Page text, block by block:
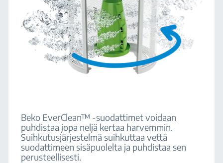
Beko EverClean™ -suodattimet voidaan
puhdistaa jopa neljä kertaa harvemmin.
Suihkutusjärjestelmä suihkuttaa vettä
suodattimeen sisäpuolelta ja puhdistaa sen
perusteellisesti.